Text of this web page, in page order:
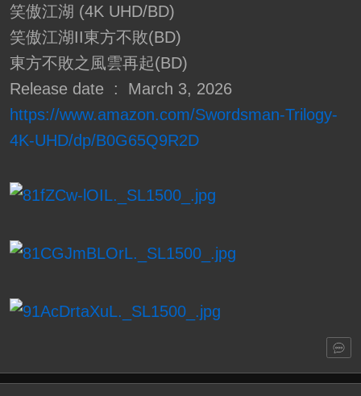
笑傲江湖 (4K UHD/BD)
笑傲江湖II東方不敗(BD)
東方不敗之風雲再起(BD)
Release date ‏ : ‎ March 3, 2026
https://www.amazon.com/Swordsman-Trilogy-
4K-UHD/dp/B0G65Q9R2D